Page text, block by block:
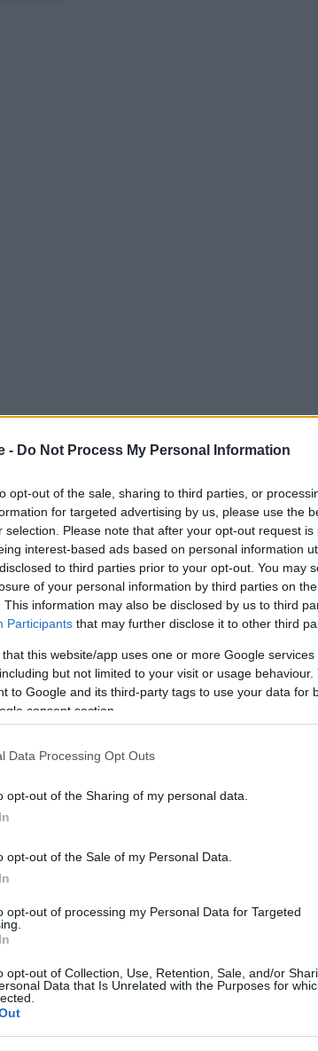
- Do Not Process My Personal Information
opt-out of the sale, sharing to third parties, or
for targeted advertising by us, please use the
selection. Please note that after your opt-out request
interest-based ads based on personal information
to third parties prior to your opt-out. You may
of your personal information by third parties on the
This information may also be disclosed by us to third
Participants that may further disclose it to other third
that this website/app uses one or more Google
but not limited to your visit or usage
to Google and its third-party tags to use your data for
consent section.
Data Processing Opt Outs
opt-out of the Sharing of my personal data.
opt-out of the Sale of my Personal Data.
opt-out of processing my Personal Data for Targeted
opt-out of Collection, Use, Retention, Sale, and/or
Data that Is Unrelated with the Purposes for
που πρέπει να γνωρίζετε σε κάθε γλώσσα,
προετοιμασμένοι, έχοντας μάθει από πριν,
θα διευκολύνουν τη συνεννόησή σας με
προορισμό που βρίσκεστε ευκολότερη.
σας
την διεύθυνση, τα στοιχεία
σε περίπτωση που δεν μπορείτε με
που χρειάζεστε από τους ντόπιους.